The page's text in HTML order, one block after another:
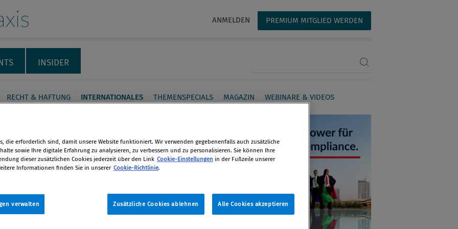
ANMELDEN PREMIUM MITGLIED WERDEN
INSIDER
RECHT & HAFTUNG INTERNATIONALES THEMENSPECIALS MAGAZIN WEBINARE & VIDEOS
Compliance in Zeiten
Krise
19-Krise hat dazu geführt, dass
oder deutlich reduzieren
und Importe nicht mehr
die erforderlich sind, damit unsere Website funktioniert. Wir verwenden gegebenenfalls auch zusätzliche
sowie Ihre digitale Erfahrung zu analysieren, zu verbessern und zu personalisieren. Sie können Ihre
dieser zusätzlichen Cookies jederzeit über den Link Cookie-Einstellungen in der Fußzeile unserer
Informationen finden Sie in unserer Cookie-Richtlinie.
Zusätzliche Cookies ablehnen Alle Cookies akzeptieren
verwalten